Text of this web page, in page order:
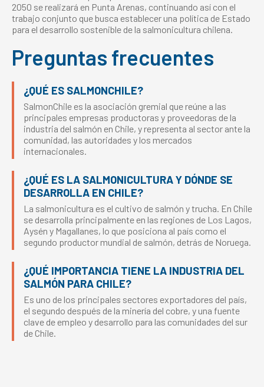
2050 se realizará en Punta Arenas, continuando así con el
trabajo conjunto que busca establecer una política de Estado
para el desarrollo sostenible de la salmonicultura chilena.
Preguntas frecuentes
¿QUÉ ES SALMONCHILE?
SalmonChile es la asociación gremial que reúne a las
principales empresas productoras y proveedoras de la
industria del salmón en Chile, y representa al sector ante la
comunidad, las autoridades y los mercados
internacionales.
¿QUÉ ES LA SALMONICULTURA Y DÓNDE SE
DESARROLLA EN CHILE?
La salmonicultura es el cultivo de salmón y trucha. En Chile
se desarrolla principalmente en las regiones de Los Lagos,
Aysén y Magallanes, lo que posiciona al país como el
segundo productor mundial de salmón, detrás de Noruega.
¿QUÉ IMPORTANCIA TIENE LA INDUSTRIA DEL
SALMÓN PARA CHILE?
Es uno de los principales sectores exportadores del país,
el segundo después de la minería del cobre, y una fuente
clave de empleo y desarrollo para las comunidades del sur
de Chile.